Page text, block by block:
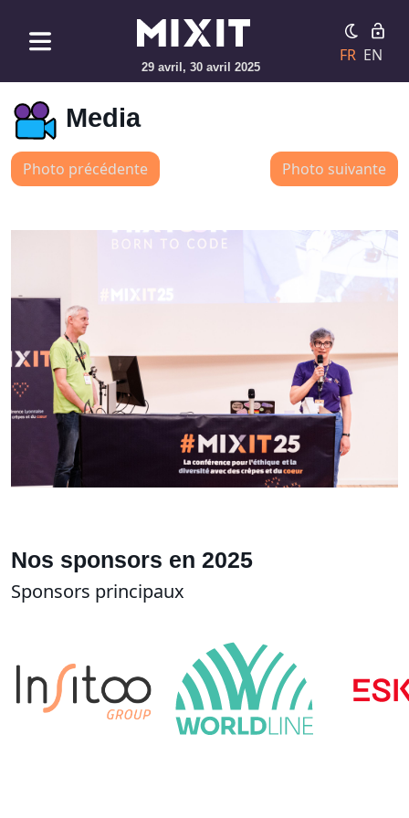
29 avril, 30 avril 2025
FR EN
Media
Photo précédente Photo suivante
Nos sponsors en 2025
Sponsors principaux